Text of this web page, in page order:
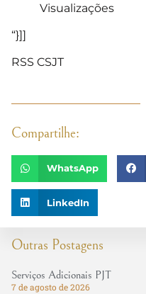
Outras Postagens
Serviços Adicionais PJT
7 de agosto de 2026
Visualizações
“}]]
RSS CSJT
Compartilhe:
WhatsApp
LinkedIn